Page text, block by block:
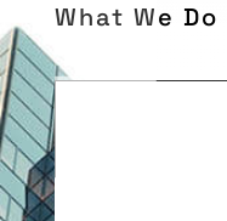
What We Do